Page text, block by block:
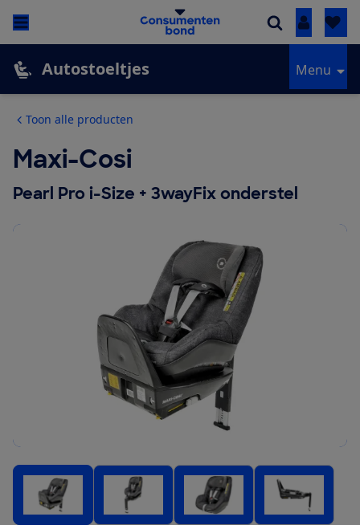
Inloggen
Autostoeltjes Menu
Toon alle producten
Maxi-Cosi
Pearl Pro i-Size + 3wayFix onderstel